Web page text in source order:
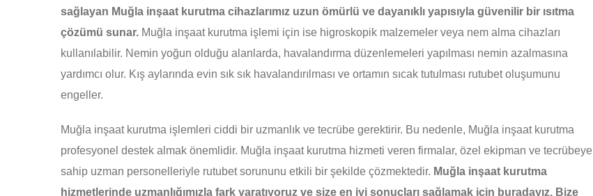
sağlayan Muğla inşaat kurutma cihazlarımız uzun ömürlü ve dayanıklı yapısıyla güvenilir bir ısıtma
çözümü sunar. Muğla inşaat kurutma işlemi için ise higroskopik malzemeler veya nem alma cihazları
kullanılabilir. Nemin yoğun olduğu alanlarda, havalandırma düzenlemeleri yapılması nemin azalmasına
yardımcı olur. Kış aylarında evin sık sık havalandırılması ve ortamın sıcak tutulması rutubet oluşumunu
engeller.
Muğla inşaat kurutma işlemleri ciddi bir uzmanlık ve tecrübe gerektirir. Bu nedenle, Muğla inşaat kurutma
profesyonel destek almak önemlidir. Muğla inşaat kurutma hizmeti veren firmalar, özel ekipman ve tecrübeye
sahip uzman personelleriyle rutubet sorununu etkili bir şekilde çözmektedir. Muğla inşaat kurutma
hizmetlerinde uzmanlığımızla fark yaratıyoruz ve size en iyi sonuçları sağlamak için buradayız. Bize